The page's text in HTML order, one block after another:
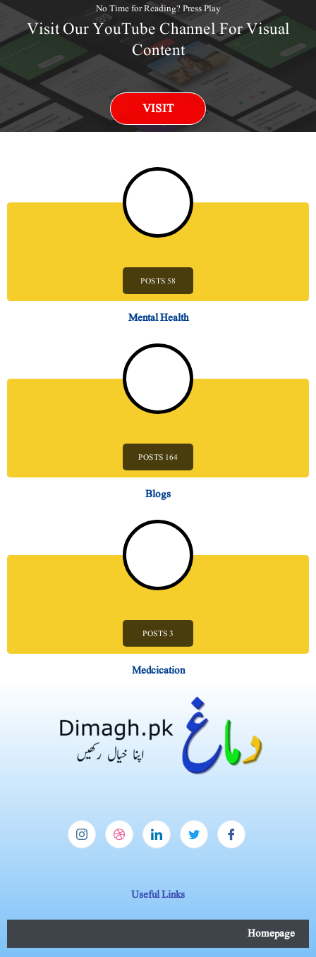
No Time for Reading? Press Play
Visit Our YouTube Channel For Visual
Content
VISIT
58 POSTS
Mental Health
164 POSTS
Blogs
3 POSTS
Medcication
Useful Links
Homepage